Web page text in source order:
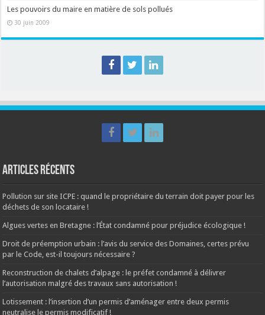
Les pouvoirs du maire en matière de sols pollués
30 juin 2009
Articles récents
Pollution sur site ICPE : quand le propriétaire du terrain doit payer pour les
déchets de son locataire !
Algues vertes en Bretagne : l’État condamné pour préjudice écologique !
Droit de préemption urbain : l’avis du service des Domaines, certes prévu
par le Code, est-il toujours nécessaire ?
Reconstruction de chalets d’alpage : le préfet condamné à délivrer
l’autorisation malgré des travaux sans autorisation !
Lotissement : l’insertion d’un permis d’aménager entre deux permis
neutralise le permis modificatif !